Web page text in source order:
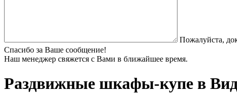
Пожалуйста,
Спасибо за Ваше сообщение!
Наш менеджер свяжется с Вами в ближайшее время.
Раздвижные шкафы-купе в